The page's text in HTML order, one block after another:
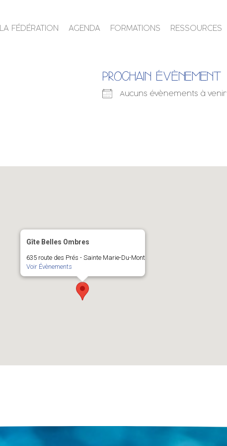
LA FÉDÉRATION AGENDA FORMATIONS RESSOURCES
PROCHAIN ÉVÈNEMENT
Aucuns évènements à venir
Gîte Belles Ombres
635 route des Prés - Sainte Marie-Du-Mont
Voir Évènements